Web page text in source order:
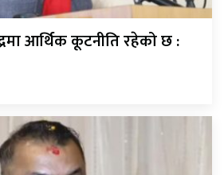
आर्थिक कूटनीति रहेको छ :